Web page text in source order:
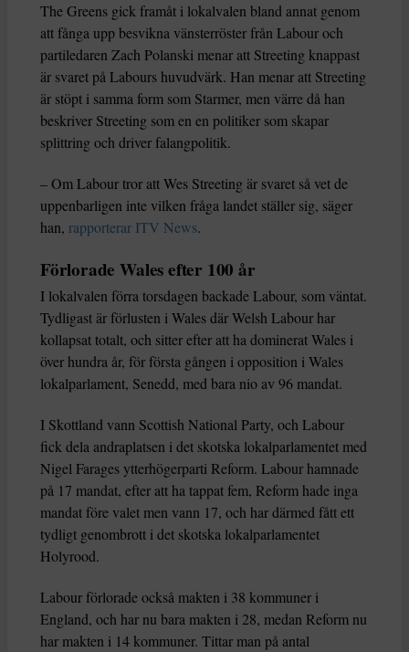
The Greens gick framåt i lokalvalen bland annat genom
att fånga upp besvikna vänsterröster från Labour och
partiledaren Zach Polanski menar att Streeting knappast
är svaret på Labours huvudvärk. Han menar att Streeting
är stöpt i samma form som Starmer, men värre då han
beskriver Streeting som en en politiker som skapar
splittring och driver falangpolitik.
– Om Labour tror att Wes Streeting är svaret så vet de
uppenbarligen inte vilken fråga landet ställer sig, säger
han, rapporterar ITV News.
Förlorade Wales efter 100 år
I lokalvalen förra torsdagen backade Labour, som väntat.
Tydligast är förlusten i Wales där Welsh Labour har
kollapsat totalt, och sitter efter att ha dominerat Wales i
över hundra år, för första gången i opposition i Wales
lokalparlament, Senedd, med bara nio av 96 mandat.
I Skottland vann Scottish National Party, och Labour
fick dela andraplatsen i det skotska lokalparlamentet med
Nigel Farages ytterhögerparti Reform. Labour hamnade
på 17 mandat, efter att ha tappat fem, Reform hade inga
mandat före valet men vann 17, och har därmed fått ett
tydligt genombrott i det skotska lokalparlamentet
Holyrood.
Labour förlorade också makten i 38 kommuner i
England, och har nu bara makten i 28, medan Reform nu
har makten i 14 kommuner. Tittar man på antal